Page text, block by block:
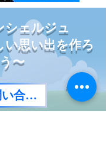
シェルジュ
い思い出を作ろ
う〜
お問い合わせ